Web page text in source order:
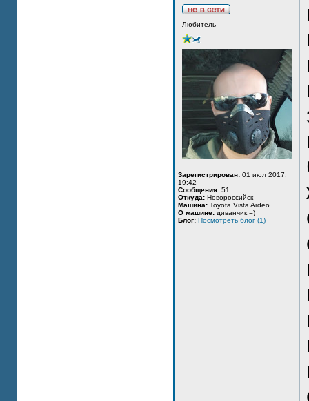
Любитель
Зарегистрирован: 01 июл 2017,
19:42
Сообщения: 51
Откуда: Новороссийск
Машина: Toyota Vista Ardeo
О машине: диванчик =)
Блог: Посмотреть блог (1)